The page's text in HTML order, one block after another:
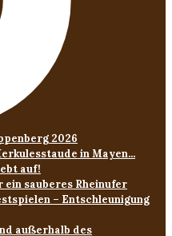
2026
in Mayen...
auf!
ein sauberes Rheinufer
– Entschleunigung
außerhalb des